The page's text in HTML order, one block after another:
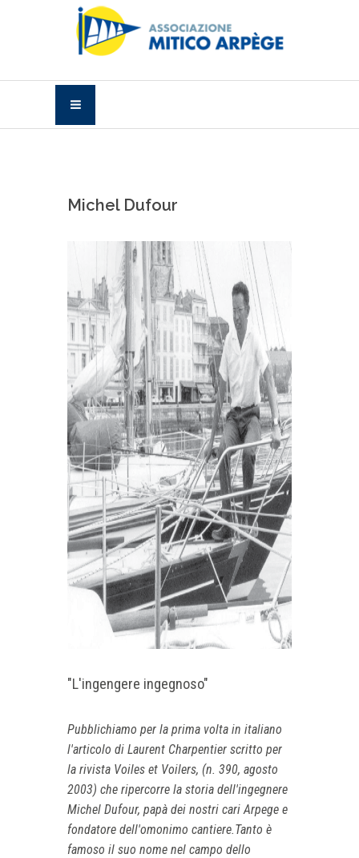
Michel Dufour
"L'ingengere ingegnoso"
Pubblichiamo per la prima volta in italiano
l'articolo di Laurent Charpentier scritto per
la rivista Voiles et Voilers, (n. 390, agosto
2003) che ripercorre la storia dell'ingegnere
Michel Dufour, papà dei nostri cari Arpege e
fondatore dell'omonimo cantiere.Tanto è
famoso il suo nome nel campo dello